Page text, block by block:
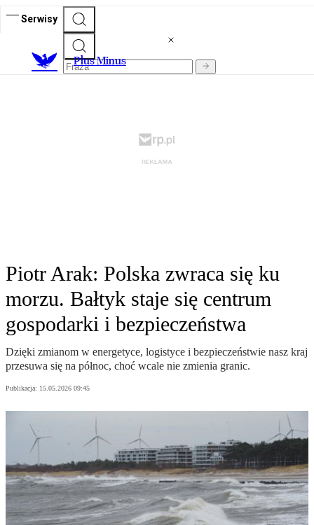
Serwisy
Plus Minus
Piotr Arak: Polska zwraca się ku
morzu. Bałtyk staje się centrum
gospodarki i bezpieczeństwa
Dzięki zmianom w energetyce, logistyce i bezpieczeństwie nasz kraj
przesuwa się na północ, choć wcale nie zmienia granic.
Publikacja: 15.05.2026 09:45